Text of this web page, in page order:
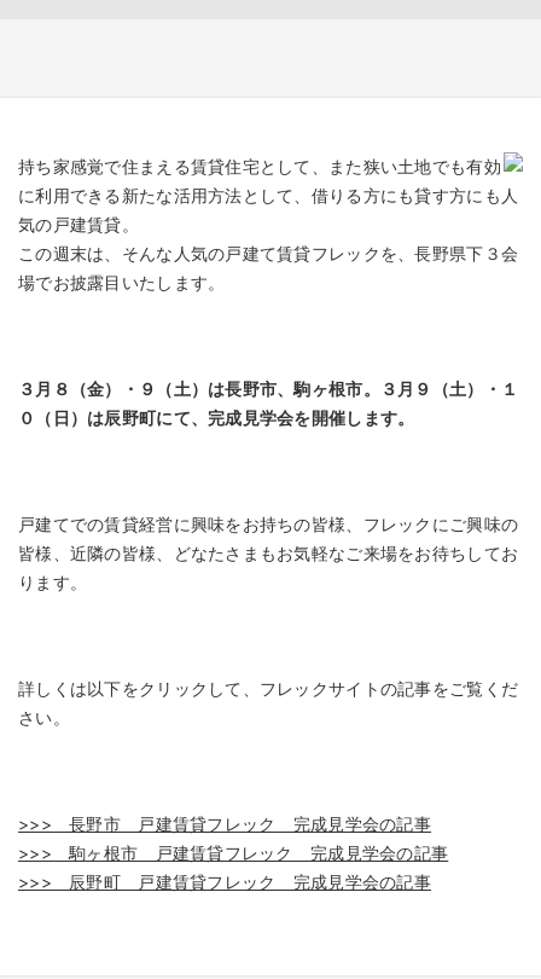
持ち家感覚で住まえる賃貸住宅として、また狭い土地でも有効
に利用できる新たな活用方法として、借りる方にも貸す方にも人
気の戸建賃貸。
この週末は、そんな人気の戸建て賃貸フレックを、長野県下３会
場でお披露目いたします。
３月８（金）・９（土）は長野市、駒ヶ根市。３月９（土）・１
０（日）は辰野町にて、完成見学会を開催します。
戸建てでの賃貸経営に興味をお持ちの皆様、フレックにご興味の
皆様、近隣の皆様、どなたさまもお気軽なご来場をお待ちしてお
ります。
詳しくは以下をクリックして、フレックサイトの記事をご覧くだ
さい。
>>> 長野市 戸建賃貸フレック 完成見学会の記事
>>> 駒ヶ根市 戸建賃貸フレック 完成見学会の記事
>>> 辰野町 戸建賃貸フレック 完成見学会の記事